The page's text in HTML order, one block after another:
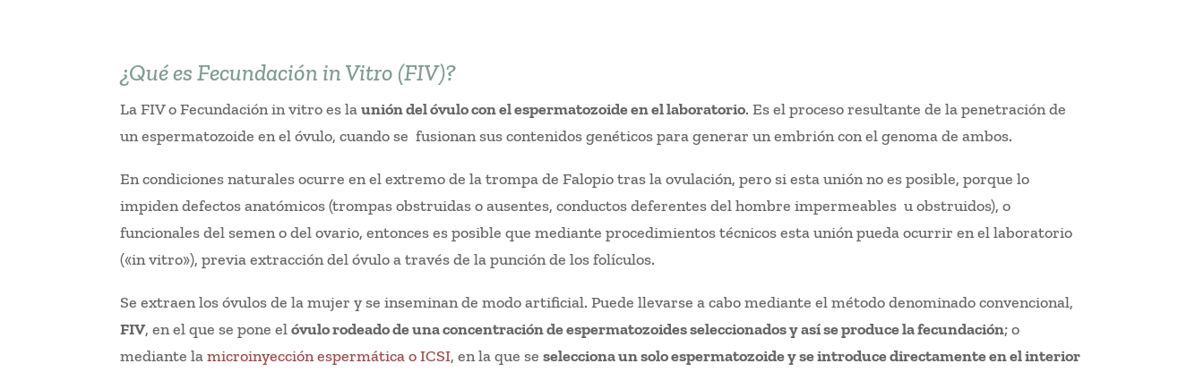
¿Qué es Fecundación in Vitro (FIV)?
La FIV o Fecundación in vitro es launión del óvulo con el espermatozoide en el laboratorio. Es el proceso resultante de la penetración de
un espermatozoide en el óvulo, cuando se fusionan sus contenidos genéticos para generar un embrión con el genoma de ambos.
En condiciones naturales ocurre en el extremo de la trompa de Falopio tras la ovulación, pero si esta unión no es posible, porque lo
impiden defectos anatómicos (trompas obstruidas o ausentes, conductos deferentes del hombre impermeables u obstruidos), o
funcionales del semen o del ovario, entonces es posible que mediante procedimientos técnicos esta unión pueda ocurrir en el laboratorio
(«in vitro»), previa extracción del óvulo a través de la punción de los folículos.
Se extraen los óvulos de la mujer y se inseminan de modo artificial. Puede llevarse a cabo mediante el método denominado convencional,
FIV, en el que se pone elóvulo rodeado de una concentración de espermatozoides seleccionados y así se produce la fecundación; o
mediante lamicroinyección espermática o ICSI, en la que seselecciona un solo espermatozoide y se introduce directamente en el interior